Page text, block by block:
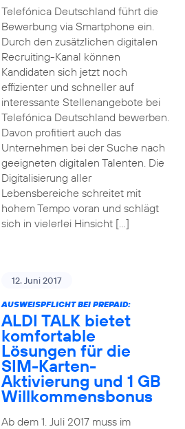
Telefónica Deutschland führt die
Bewerbung via Smartphone ein.
Durch den zusätzlichen digitalen
Recruiting-Kanal können
Kandidaten sich jetzt noch
effizienter und schneller auf
interessante Stellenangebote bei
Telefónica Deutschland bewerben.
Davon profitiert auch das
Unternehmen bei der Suche nach
geeigneten digitalen Talenten. Die
Digitalisierung aller
Lebensbereiche schreitet mit
hohem Tempo voran und schlägt
sich in vielerlei Hinsicht […]
12. Juni 2017
AUSWEISPFLICHT BEI PREPAID:
ALDI TALK bietet
komfortable
Lösungen für die
SIM-Karten-
Aktivierung und 1 GB
Willkommensbonus
Ab dem 1. Juli 2017 muss im